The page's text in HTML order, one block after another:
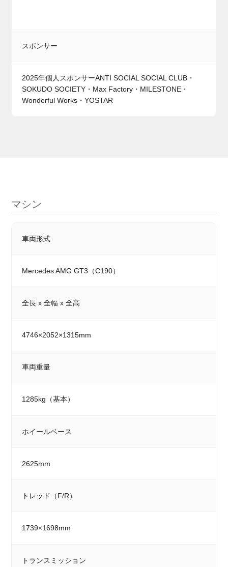
スポンサー
2025年個人スポンサーANTI SOCIAL SOCIAL CLUB・
SOKUDO SOCIETY・Max Factory・MILESTONE・
Wonderful Works・YOSTAR
マシン
車両形式
Mercedes AMG GT3（C190）
全長 x 全幅 x 全高
4746×2052×1315mm
車両重量
1285kg（基本）
ホイールベース
2625mm
トレッド（F/R）
1739×1698mm
トランスミッション